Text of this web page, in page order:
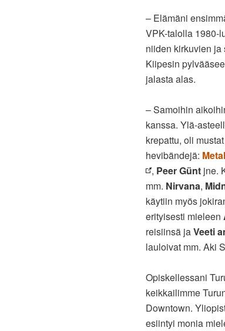
– Elämäni
VPK-talolla 1980-
niiden kirkuvien ja
Kiipesin
jalasta alas.
– Samoihin
kanssa. Ylä-
krepattu, oli
hevibändejä:
, Peer Günt jne.
mm. Nirvana,
käytiin myös
erityisesti mieleen
reisiinsä jaVeeti
lauloivat mm. Aki
Opiskellessani
keikkailimme
Downtown.
esiintyi monia